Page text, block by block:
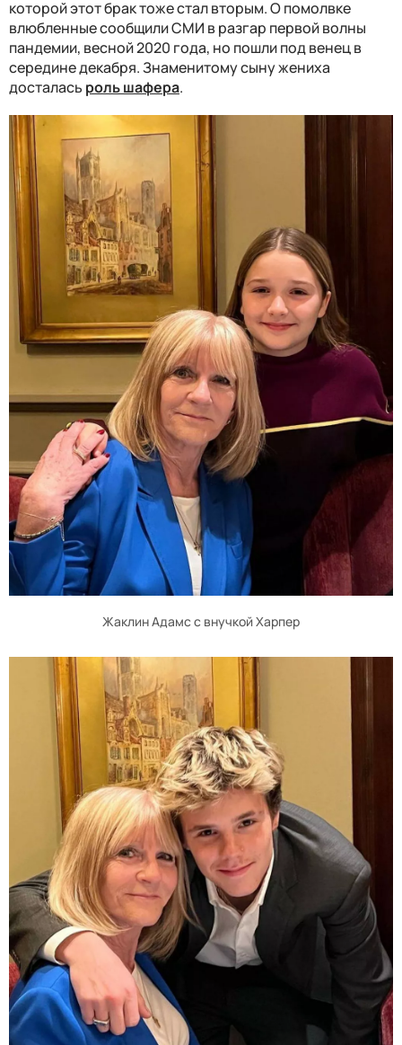
которой этот брак тоже стал вторым. О помолвке
влюбленные сообщили СМИ в разгар первой волны
пандемии, весной 2020 года, но пошли под венец в
середине декабря. Знаменитому сыну жениха
досталась роль шафера.
Жаклин Адамс с внучкой Харпер